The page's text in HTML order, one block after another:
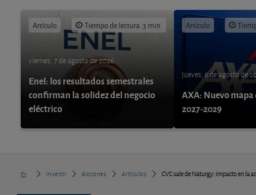
Artículo Tiempo de lectura: 3 min.
viernes, 7 de agosto de 2026
Enel: los resultados semestrales
confirman la solidez del negocio
eléctrico
Artículo
jueves, 6 de agosto de
AXA: Nuevo
2027-2029
Invertir Acciones Artículos CVC sale de Naturgy: impacto en la